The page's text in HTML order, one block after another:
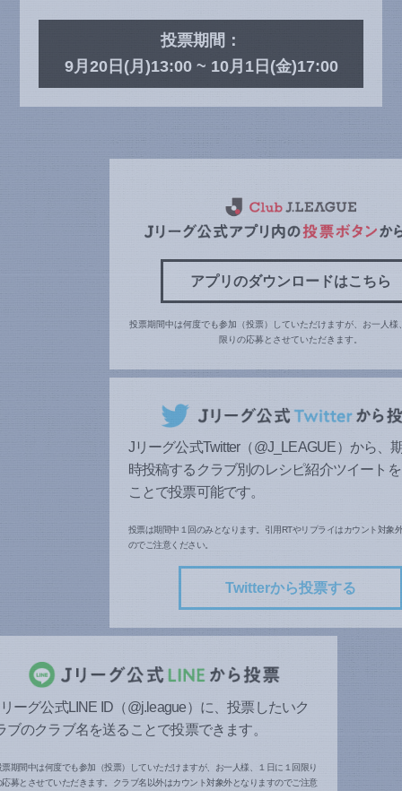
投票期間：
9月20日(月)13:00 ~ 10月1日(金)17:00
アプリのダウンロードはこちら
投票期間中は何度でも参加（投票）していただけますが、お一人様
限りの応募とさせていただきます。
Jリーグ公式Twitter（@J_LEAGUE）から、
時投稿するクラブ別のレシピ紹介ツイート
ことで投票可能です。
投票は期間中１回のみとなります。引用RTやリプライはカウント対象
のでご注意ください。
Twitterから投票する
ーグ公式LINE ID（@j.league）に、投票したいク
ブのクラブ名を送ることで投票できます。
票期間中は何度でも参加（投票）していただけますが、お一人様、１日に１回限り
応募とさせていただきます。クラブ名以外はカウント対象外となりますのでご注意